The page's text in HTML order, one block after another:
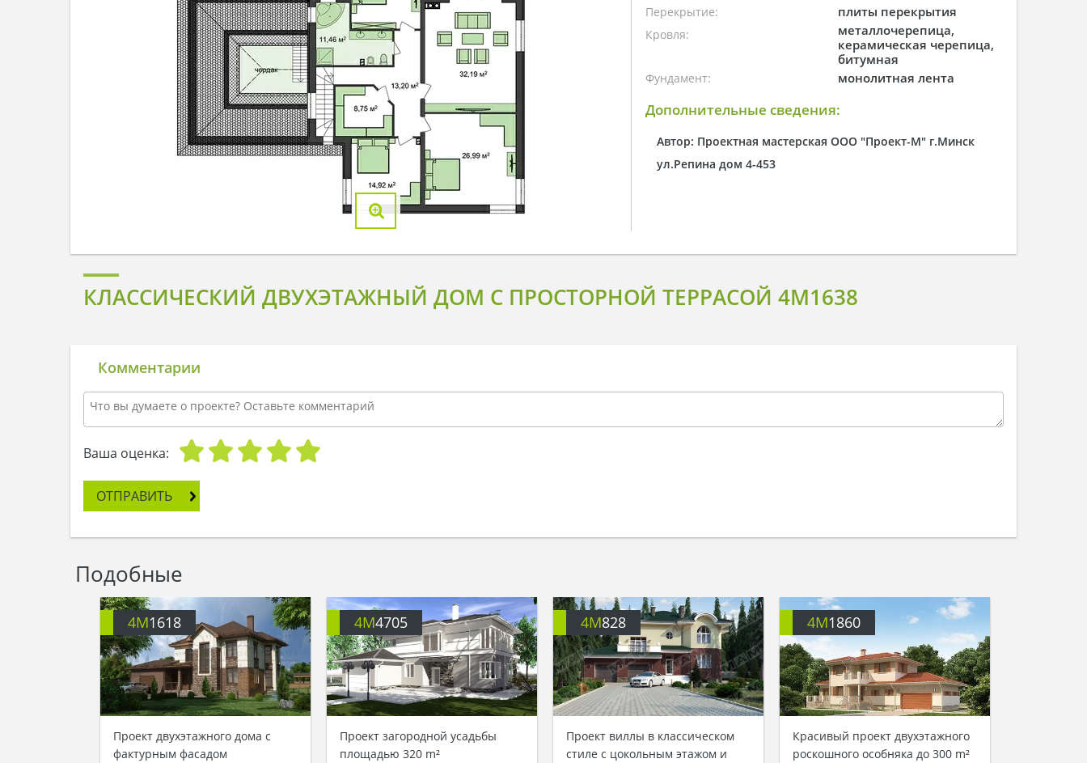
Перекрытие: плиты перекрытия
Кровля:
металлочерепица,
керамическая черепица,
битумная
Фундамент: монолитная лента
Дополнительные сведения:
Автор: Проектная мастерская ООО "Проект-М" г.Минск
ул.Репина дом 4-453
КЛАССИЧЕСКИЙ ДВУХЭТАЖНЫЙ ДОМ С ПРОСТОРНОЙ ТЕРРАСОЙ 4M1638
Комментарии
Ваша оценка:
ОТПРАВИТЬ
Подобные
4M1618
Проект двухэтажного дома с
фактурным фасадом
4M4705
Проект загородной усадьбы
площадью 320 m²
4M828
Проект виллы в классическом
стиле с цокольным этажом и
4M1860
Красивый проект двухэтажного
роскошного особняка до 300 m²